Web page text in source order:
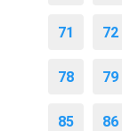
71 72
78 79
85 86